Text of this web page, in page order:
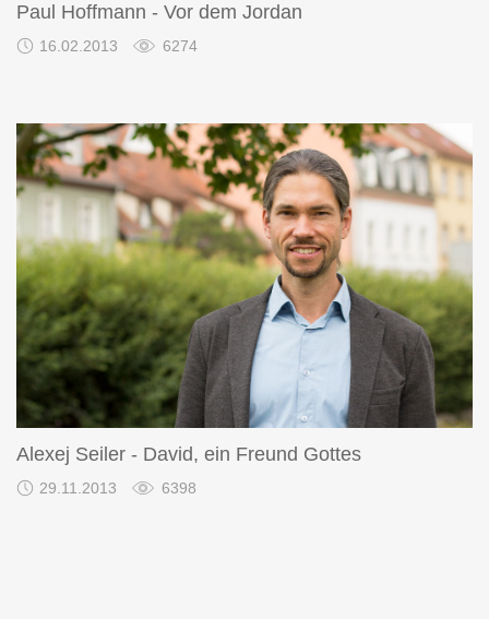
Paul Hoffmann - Vor dem Jordan
16.02.2013 6274
Alexej Seiler - David, ein Freund Gottes
29.11.2013 6398